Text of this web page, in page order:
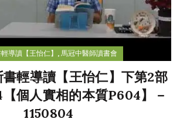
導讀【王怡仁】 , 馬冠中醫師讀書會
書輕導讀【王怡仁】下第2部
個人實相的本質P604】－
1150804